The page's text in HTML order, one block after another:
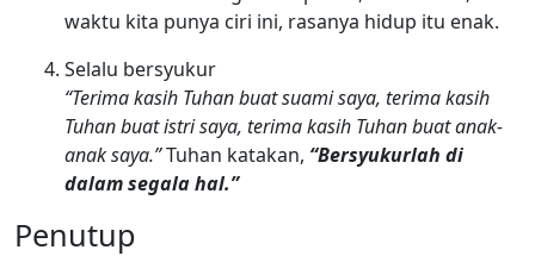
waktu kita punya ciri ini, rasanya hidup itu enak.
Selalu bersyukur
“Terima kasih Tuhan buat suami saya, terima kasih
Tuhan buat istri saya, terima kasih Tuhan buat anak-
anak saya.”Tuhan katakan, “Bersyukurlah di
dalam segala hal.”
Penutup